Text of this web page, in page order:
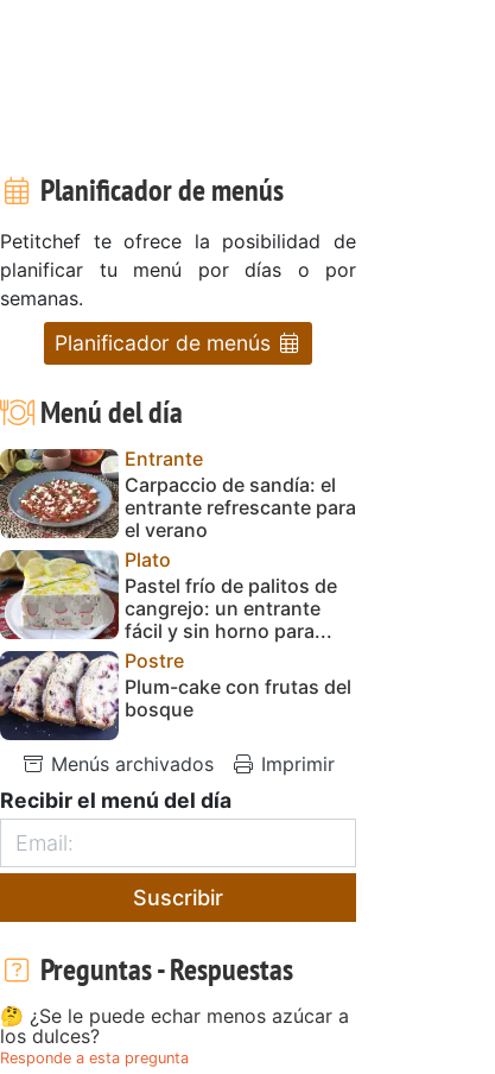
Planificador de menús
Petitchef te ofrece la posibilidad de
planificar tu menú por días o por
semanas.
Planificador de menús
Menú del día
Entrante
Carpaccio de sandía: el
entrante refrescante para
el verano
Plato
Pastel frío de palitos de
cangrejo: un entrante
fácil y sin horno para...
Postre
Plum-cake con frutas del
bosque
Menús archivados Imprimir
Recibir el menú del día
Suscribir
Preguntas - Respuestas
🤔 ¿Se le puede echar menos azúcar a
los dulces?
Responde a esta pregunta